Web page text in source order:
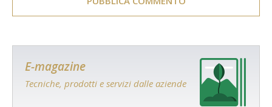
E-magazine
Tecniche, prodotti e servizi dalle aziende